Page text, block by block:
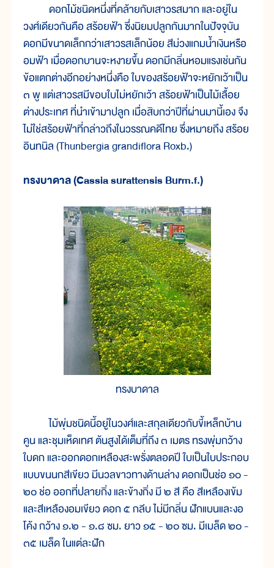
ดอกไม้ชนิดหนึ่งที่คล้ายกับเสาวรสมาก และอยู่ใน
วงศ์เดียวกันคือ สร้อยฟ้า ซึ่งนิยมปลูกกันมากในปัจจุบัน
ดอกมีขนาดเล็กกว่าเสาวรสเล็กน้อย สีม่วงแกมน้ำเงินหรือ
อมฟ้า เมื่อดอกบานจะหงายขึ้น ดอกมีกลิ่นหอมแรงเช่นกัน
ข้อแตกต่างอีกอย่างหนึ่งคือ ใบของสร้อยฟ้าจะหยักเว้าเป็น
๓ พู แต่เสาวรสมีขอบใบไม่หยักเว้า สร้อยฟ้าเป็นไม้เลื้อย
ต่างประเทศ ที่นำเข้ามาปลูก เมื่อสิบกว่าปีที่ผ่านมานี้เอง จึง
ไม่ใช่สร้อยฟ้าที่กล่าวถึงในวรรณคดีไทย ซึ่งหมายถึง สร้อย
อินทนิล (Thunbergia grandiflora Roxb.)
ทรงบาดาล (Cassia surattensis Burm.f.)
ทรงบาดาล
ไม้พุ่มชนิดนี้อยู่ในวงศ์และสกุลเดียวกับขี้เหล็กบ้าน
คูน และชุมเห็ดเทศ ต้นสูงได้เต็มที่ถึง ๓ เมตร ทรงพุ่มกว้าง
ใบดก และออกดอกเหลืองสะพรั่งตลอดปี ใบเป็นใบประกอบ
แบบขนนกสีเขียว มีนวลขาวทางด้านล่าง ดอกเป็นช่อ ๑๐ -
๒๐ ช่อ ออกที่ปลายกิ่ง และข้างกิ่ง มี ๒ สี คือ สีเหลืองเข้ม
และสีเหลืองอมเขียว ดอก ๕ กลีบ ไม่มีกลิ่น ฝักแบนและงอ
โค้ง กว้าง ๑.๒ - ๑.๘ ซม. ยาว ๑๕ - ๒๐ ซม. มีเมล็ด ๒๐ -
๓๕ เมล็ด ในแต่ละฝัก